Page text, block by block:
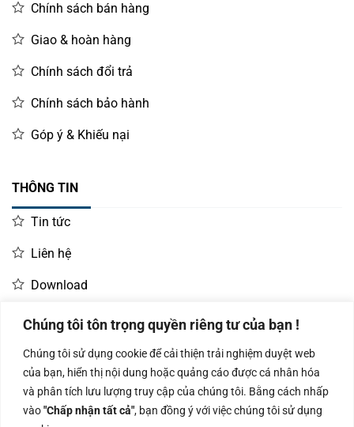
Chúng tôi tôn trọng quyền riêng tư của bạn !
Chúng tôi sử dụng cookie để cải thiện trải nghiệm duyệt web
của bạn, hiển thị nội dung hoặc quảng cáo được cá nhân hóa
và phân tích lưu lượng truy cập của chúng tôi. Bằng cách nhấp
vào"Chấp nhận tất cả", bạn đồng ý với việc chúng tôi sử dụng
Chính sách bán hàng
Giao & hoàn hàng
Chính sách đổi trả
Chính sách bảo hành
Góp ý & Khiếu nại
THÔNG TIN
Tin tức
Liên hệ
Download
LIÊN HỆ MUA HÀNG
Kinh doanh:
0966.93.1717
KD Dự Án: 0987
835 345
Kế Toán:
0987.919.040